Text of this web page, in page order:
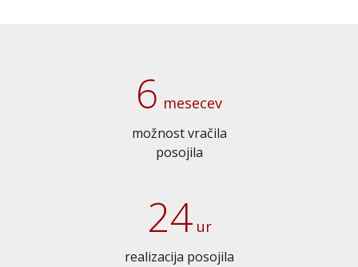
6 mesecev
možnost vračila
posojila
24 ur
realizacija posojila